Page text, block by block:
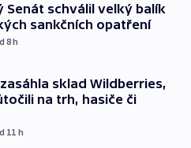
Senát schválil velký balík
sankčních opatření
8h
sklad Wildberries,
na trh, hasiče či
11 h